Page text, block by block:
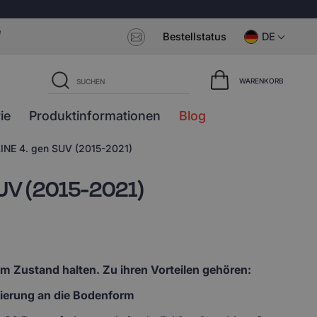
Bestellstatus DE
WARENKORB
Produktinformationen Blog
4. gen SUV (2015-2021)
(2015-2021)
Zustand halten. Zu ihren Vorteilen gehören:
an die Bodenform